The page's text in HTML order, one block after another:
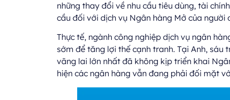
những thay đổi về nhu cầu tiêu dùng, tài
cầu đối với dịch vụ Ngân hàng Mở của người
Thực tế, ngành công nghiệp dịch vụ ngân
sớm để tăng lợi thế cạnh tranh. Tại Anh, sáu
vãng lai lớn nhất đã không kịp triển khai
hiện các ngân hàng vẫn đang phải đối mặt